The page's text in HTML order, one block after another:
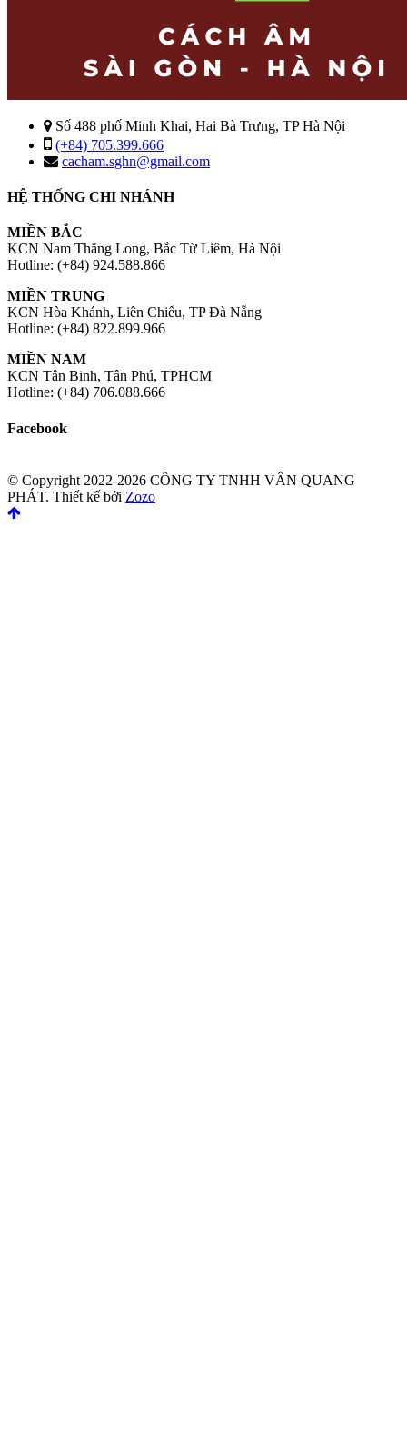
Số 488 phố Minh Khai, Hai Bà Trưng, TP Hà Nội
(+84) 705.399.666
cacham.sghn@gmail.com
HỆ THỐNG CHI NHÁNH
MIỀN BẮC
KCN Nam Thăng Long, Bắc Từ Liêm, Hà Nội
Hotline: (+84) 924.588.866
MIỀN TRUNG
KCN Hòa Khánh, Liên Chiểu, TP Đà Nẵng
Hotline: (+84) 822.899.966
MIỀN NAM
KCN Tân Binh, Tân Phú, TPHCM
Hotline: (+84) 706.088.666
Facebook
© Copyright 2022-2026 CÔNG TY TNHH VÂN QUANG
PHÁT. Thiết kế bởi Zozo